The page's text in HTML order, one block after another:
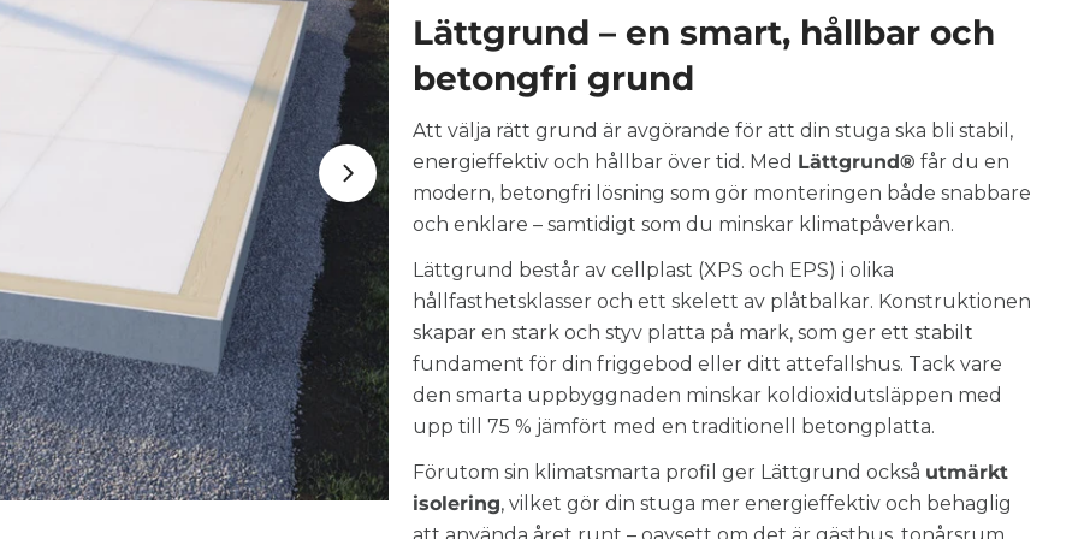
Öppna media
Lättgrund – en smart, hållbar och
betongfri grund
Att välja rätt grund är avgörande för att din stuga ska bli stabil,
energieffektiv och hållbar över tid. Med Lättgrund® får du en
modern, betongfri lösning som gör monteringen både snabbare
och enklare – samtidigt som du minskar klimatpåverkan.
Lättgrund består av cellplast (XPS och EPS) i olika
hållfasthetsklasser och ett skelett av plåtbalkar. Konstruktionen
skapar en stark och styv platta på mark, som ger ett stabilt
fundament för din friggebod eller ditt attefallshus. Tack vare
den smarta uppbyggnaden minskar koldioxidutsläppen med
upp till 75 % jämfört med en traditionell betongplatta.
Förutom sin klimatsmarta profil ger Lättgrund också utmärkt
isolering, vilket gör din stuga mer energieffektiv och behaglig